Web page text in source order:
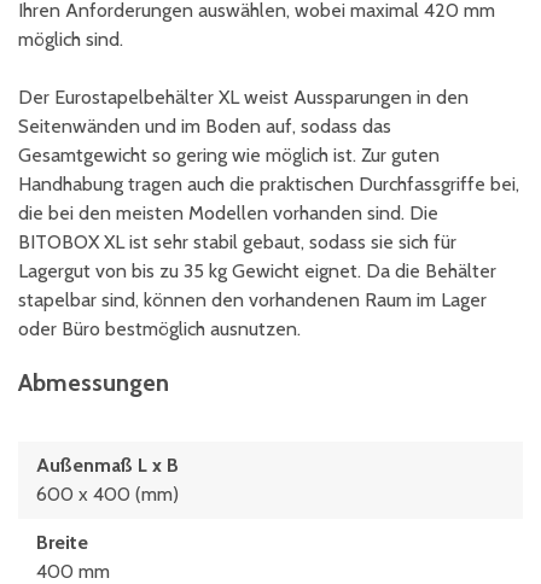
Ihren Anforderungen auswählen, wobei maximal 420 mm
möglich sind.
Der Eurostapelbehälter XL weist Aussparungen in den
Seitenwänden und im Boden auf, sodass das
Gesamtgewicht so gering wie möglich ist. Zur guten
Handhabung tragen auch die praktischen Durchfassgriffe bei,
die bei den meisten Modellen vorhanden sind. Die
BITOBOX XL ist sehr stabil gebaut, sodass sie sich für
Lagergut von bis zu 35 kg Gewicht eignet. Da die Behälter
stapelbar sind, können den vorhandenen Raum im Lager
oder Büro bestmöglich ausnutzen.
Abmessungen
Außenmaß L x B
600 x 400 (mm)
Breite
400 mm